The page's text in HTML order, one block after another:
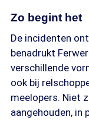
Zo begint het
De incidenten
benadrukt
verschillende
ook bij
meelopers. Niet
aangehouden, in